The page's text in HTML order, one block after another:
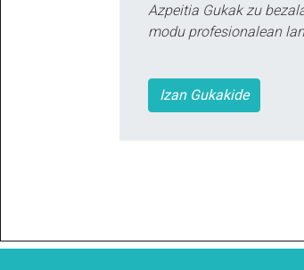
Azpeitia Gukak zu
modu profesionalean
Izan Gukakide